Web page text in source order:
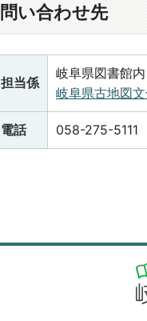
問い合わせ先
担当係
岐阜県図書館
岐阜県古地図
電話 058-275-5111